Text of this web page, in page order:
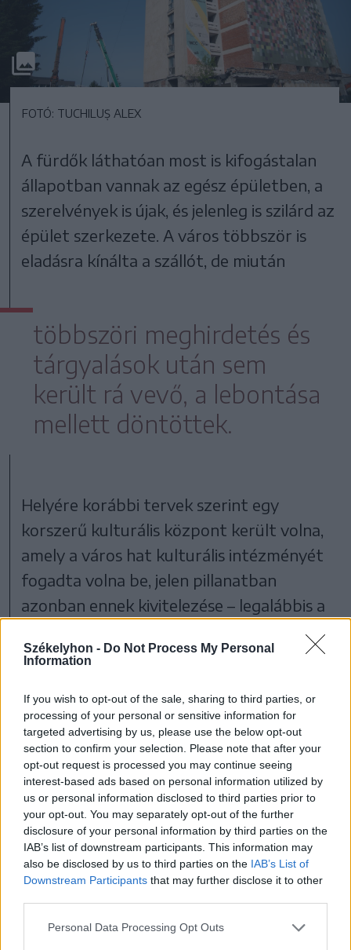
Székelyhon - Do Not Process My Personal
Information
If you wish to opt-out of the sale, sharing to third parties, or
processing of your personal or sensitive information for
targeted advertising by us, please use the below opt-out
section to confirm your selection. Please note that after your
opt-out request is processed you may continue seeing
interest-based ads based on personal information utilized by
us or personal information disclosed to third parties prior to
your opt-out. You may separately opt-out of the further
disclosure of your personal information by third parties on the
IAB’s list of downstream participants. This information may
also be disclosed by us to third parties on the IAB’s List of
Downstream Participants that may further disclose it to other
Personal Data Processing Opt Outs
FOTÓ: TUCHILUȘ ALEX
A fürdők láthatóan most is kifogástalan
állapotban vannak az egész épületben, a
szerelvények is újak, és jelenleg is szilárd az
épület szerkezete. A város többször is
eladásra kínálta a szállót, de miután
többszöri meghirdetés és
tárgyalások után sem
került rá vevő, a lebontása
mellett döntöttek.
Helyére korábbi tervek szerint egy
korszerű kulturális központ került volna,
amely a város hat kulturális intézményét
fogadta volna be, jelen pillanatban
azonban ennek kivitelezése – legalábbis a
szintén csillapíthatatlan a városlakók
igénye.
Háromszék Sepsiszentgyörgy